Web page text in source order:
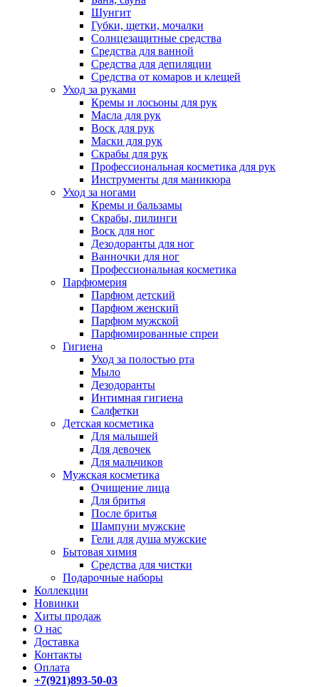
Шунгит
Губки, щетки, мочалки
Солнцезащитные средства
Средства для ванной
Средства для депиляции
Средства от комаров и клещей
Уход за руками
Кремы и лосьоны для рук
Масла для рук
Воск для рук
Маски для рук
Скрабы для рук
Профессиональная косметика для рук
Инструменты для маникюра
Уход за ногами
Кремы и бальзамы
Скрабы, пилинги
Воск для ног
Дезодоранты для ног
Ванночки для ног
Профессиональная косметика
Парфюмерия
Парфюм детский
Парфюм женский
Парфюм мужской
Парфюмированные спреи
Гигиена
Уход за полостью рта
Мыло
Дезодоранты
Интимная гигиена
Салфетки
Детская косметика
Для малышей
Для девочек
Для мальчиков
Мужская косметика
Очищение лица
Для бритья
После бритья
Шампуни мужские
Гели для душа мужские
Бытовая химия
Средства для чистки
Подарочные наборы
Коллекции
Новинки
Хиты продаж
О нас
Доставка
Контакты
Оплата
+7(921)893-50-03